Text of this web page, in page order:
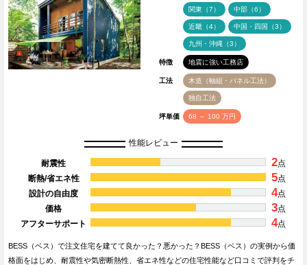
関東（7） 中部（6）
近畿（4） 中国・四国（3）
九州・沖縄（3）
特徴 地震に強い工務店
工法 木造（軸組・パネル工法）
独自工法
坪単価 68 ～ 100 万円
性能レビュー
耐震性 2点
断熱/省エネ性
5点
設計の自由度
4点
価格
3点
アフターサポート
4点
BESS（ベス）で注文住宅を建てて良かった？悪かった？BESS（ベス）の実例から価
格面をはじめ、耐震性や気密断熱性、省エネ性などの住宅性能など口コミで評判をチ